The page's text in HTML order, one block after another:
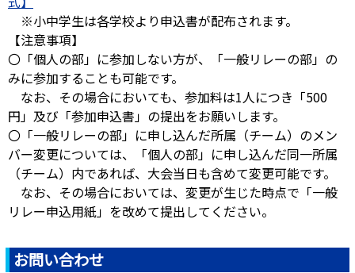
※小中学生は各学校より申込書が配布されます。
【注意事項】
〇「個人の部」に参加しない方が、「一般リレーの部」の
みに参加することも可能です。
なお、その場合においても、参加料は1人につき「500
円」及び「参加申込書」の提出をお願いします。
〇「一般リレーの部」に申し込んだ所属（チーム）のメン
バー変更については、「個人の部」に申し込んだ同一所属
（チーム）内であれば、大会当日も含めて変更可能です。
なお、その場合においては、変更が生じた時点で「一般
リレー申込用紙」を改めて提出してください。
お問い合わせ